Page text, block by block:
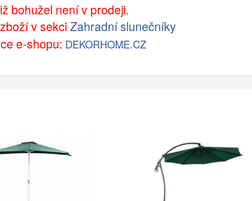
bohužel není v prodeji.
v sekciZahradní slunečníky
e-shopu: DEKORHOME.CZ